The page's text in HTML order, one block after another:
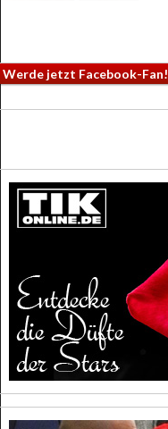
Werde jetzt Facebook-Fan!